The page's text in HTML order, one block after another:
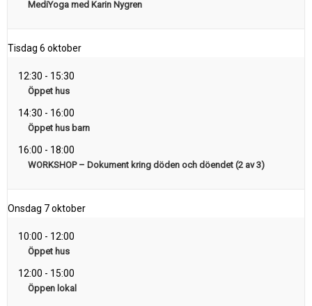
MediYoga med Karin Nygren
Tisdag 6 oktober
12:30 - 15:30
Öppet hus
14:30 - 16:00
Öppet hus barn
16:00 - 18:00
WORKSHOP – Dokument kring döden och döendet (2 av 3)
Onsdag 7 oktober
10:00 - 12:00
Öppet hus
12:00 - 15:00
Öppen lokal